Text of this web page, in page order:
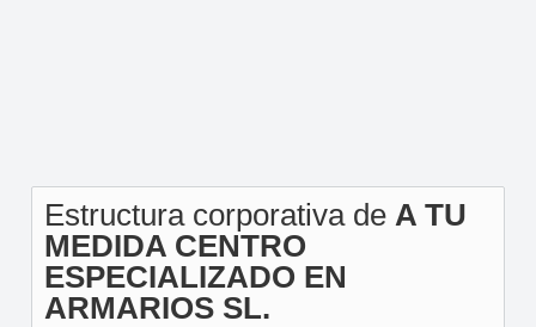
Estructura corporativa de A TU
MEDIDA CENTRO
ESPECIALIZADO EN
ARMARIOS SL.